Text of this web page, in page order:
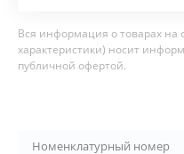
Вся информация о товарах на
характеристики) носит
публичной офертой.
Номенклатурный номер